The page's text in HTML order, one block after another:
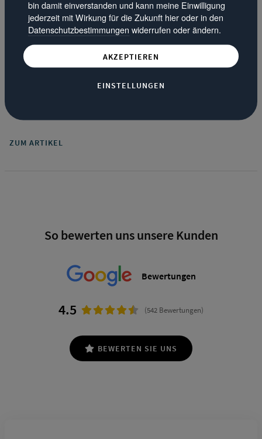
News· 14.01.18
Die Fiat Mirror Sondermodelle - Mit Apple CarPlay
und Android Auto
Wer auch beim Autofahren nicht auf sein Smartphones
verzichten kann und keine Lust auf umständliche
ZUM ARTIKEL
So bewerten uns unsere Kunden
Bewertungen
4.5 (542 Bewertungen)
BEWERTEN SIE UNS
bin damit einverstanden und kann meine Einwilligung
jederzeit mit Wirkung für die Zukunft hier oder in den
Datenschutzbestimmungen widerrufen oder ändern.
AKZEPTIEREN
EINSTELLUNGEN